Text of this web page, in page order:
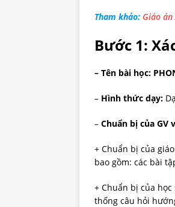
Tham khảo: Giáo án
Bước 1:
– Tên bài học:
– Hình thức dạy:
– Chuẩn bị của GV
+ Chuẩn bị của
bao gồm: các bài
+ Chuẩn bị của
thống câu hỏi